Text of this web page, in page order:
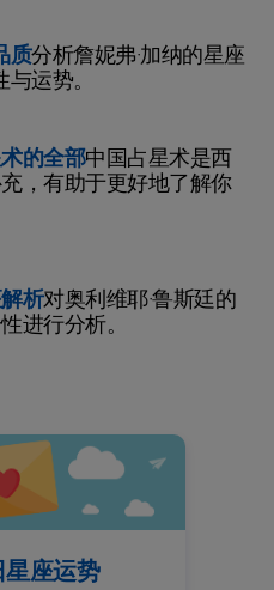
质分析詹妮弗·加纳的星座
运势。
的全部中国占星术是西
，有助于更好地了解你
析对奥利维耶·鲁斯廷的
进行分析。
座运势